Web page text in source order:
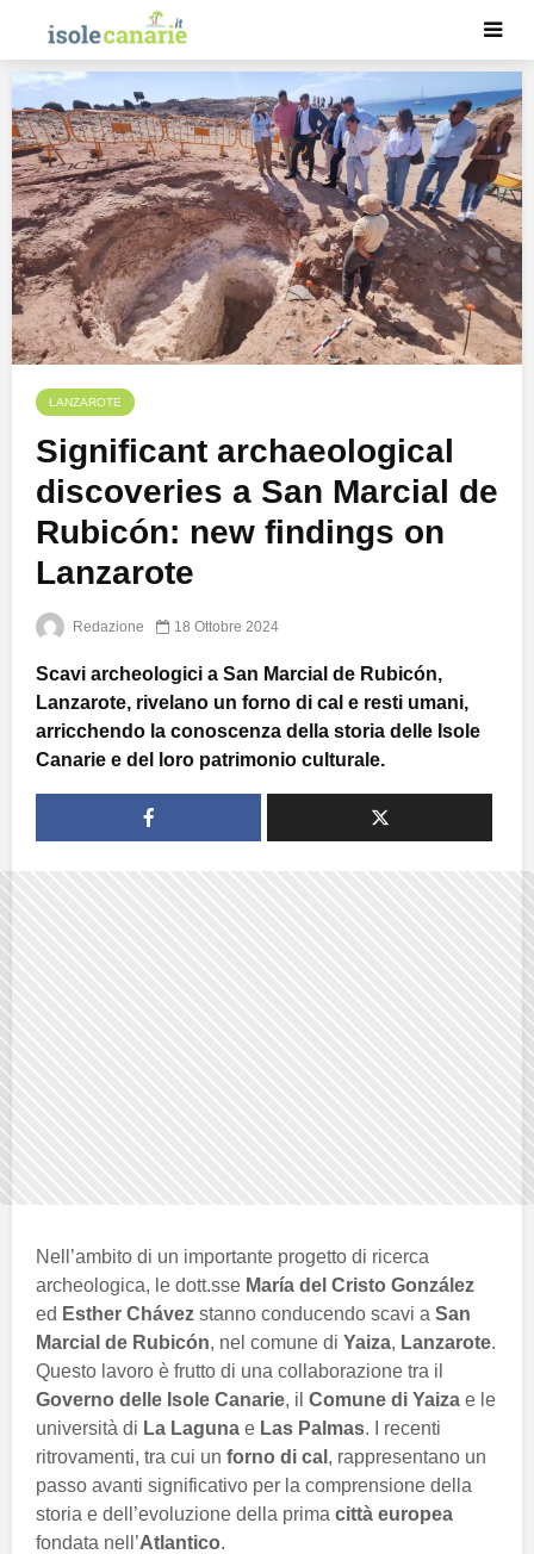
LANZAROTE
Significant archaeological
discoveries a San Marcial de
Rubicón: new findings on
Lanzarote
Redazione 18 Ottobre 2024
Scavi archeologici a San Marcial de Rubicón,
Lanzarote, rivelano un forno di cal e resti umani,
arricchendo la conoscenza della storia delle Isole
Canarie e del loro patrimonio culturale.
Nell’ambito di un importante progetto di ricerca
archeologica, le dott.sse María del Cristo González
ed Esther Chávez stanno conducendo scavi a San
Marcial de Rubicón, nel comune di Yaiza, Lanzarote.
Questo lavoro è frutto di una collaborazione tra il
Governo delle Isole Canarie, il Comune di Yaiza e le
università di La Laguna e Las Palmas. I recenti
ritrovamenti, tra cui un forno di cal , rappresentano un
passo avanti significativo per la comprensione della
storia e dell’evoluzione della prima città europea
fondata nell’Atlantico.